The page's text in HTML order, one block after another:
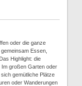
oder die ganze
Essen,
Highlight: die
großen Garten oder
gemütliche Plätze
oder Wanderungen